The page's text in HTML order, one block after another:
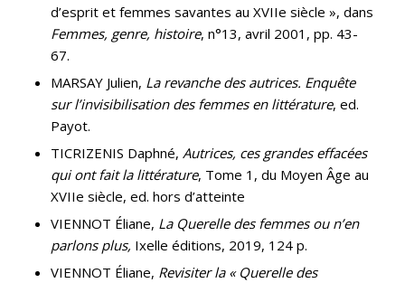
d’esprit et femmes savantes au XVIIe siècle », dans
Femmes, genre, histoire, n°13, avril 2001, pp. 43-
67.
MARSAY Julien, La revanche des autrices. Enquête
sur l’invisibilisation des femmes en littérature, ed.
Payot.
TICRIZENIS Daphné, Autrices, ces grandes effacées
qui ont fait la littérature, Tome 1, du Moyen Âge au
XVIIe siècle, ed. hors d’atteinte
VIENNOT Éliane, La Querelle des femmes ou n’en
parlons plus, Ixelle éditions, 2019, 124 p.
VIENNOT Éliane, Revisiter la « Querelle des